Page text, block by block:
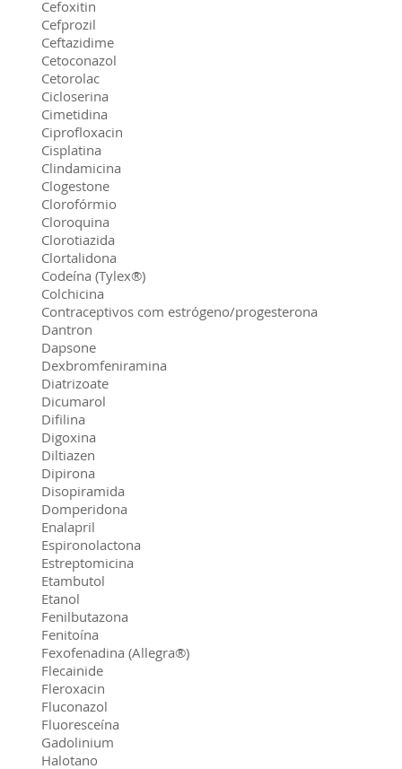
Cefoxitin
Cefprozil
Ceftazidime
Cetoconazol
Cetorolac
Cicloserina
Cimetidina
Ciprofloxacin
Cisplatina
Clindamicina
Clogestone
Clorofórmio
Cloroquina
Clorotiazida
Clortalidona
Codeína (Tylex®)
Colchicina
Contraceptivos com estrógeno/progesterona
Dantron
Dapsone
Dexbromfeniramina
Diatrizoate
Dicumarol
Difilina
Digoxina
Diltiazen
Dipirona
Disopiramida
Domperidona
Enalapril
Espironolactona
Estreptomicina
Etambutol
Etanol
Fenilbutazona
Fenitoína
Fexofenadina (Allegra®)
Flecainide
Fleroxacin
Fluconazol
Fluoresceína
Gadolinium
Halotano